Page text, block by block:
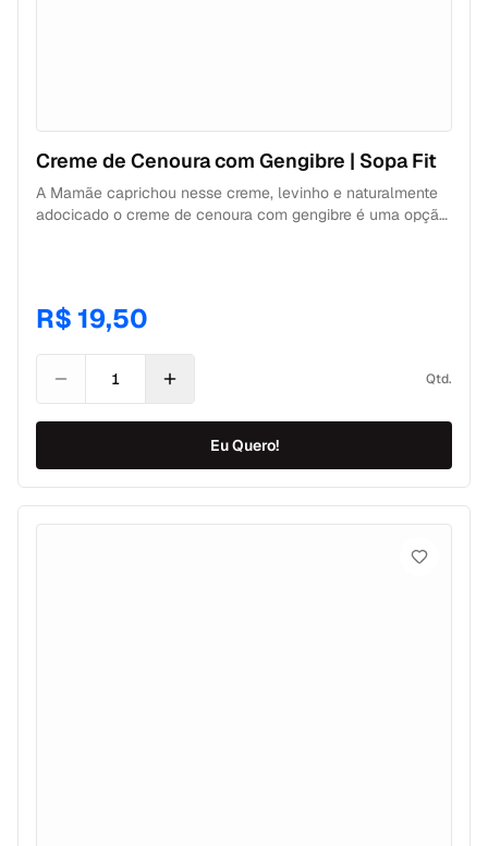
Creme de Cenoura com Gengibre | Sopa Fit
A Mamãe caprichou nesse creme, levinho e naturalmente
adocicado o creme de cenoura com gengibre é uma opção
na boca. CONTÉM 350g de Creme de Cenoura com
Gengibre. CONSERVAÇÃO Freezer: 120 dias Geladeira: 2
R$ 19,50
Qtd.
Eu Quero!